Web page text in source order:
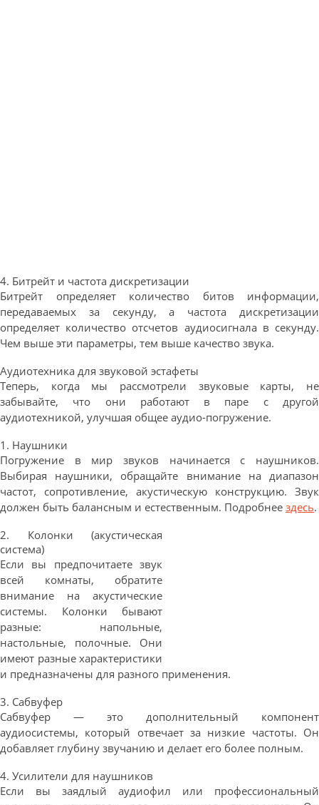
4. Битрейт и частота дискретизации
Битрейт определяет количество битов информации,
передаваемых за секунду, а частота дискретизации
определяет количество отсчетов аудиосигнала в секунду.
Чем выше эти параметры, тем выше качество звука.
Аудиотехника для звуковой эстафеты
Теперь, когда мы рассмотрели звуковые карты, не
забывайте, что они работают в паре с другой
аудиотехникой, улучшая общее аудио-погружение.
1. Наушники
Погружение в мир звуков начинается с наушников.
Выбирая наушники, обращайте внимание на диапазон
частот, сопротивление, акустическую конструкцию. Звук
должен быть балансным и естественным. Подробнее здесь.
2. Колонки (акустическая
система)
Если вы предпочитаете звук
всей комнаты, обратите
внимание на акустические
системы. Колонки бывают
разные: напольные,
настольные, полочные. Они
имеют разные характеристики
и предназначены для разного применения.
3. Сабвуфер
Сабвуфер — это дополнительный компонент
аудиосистемы, который отвечает за низкие частоты. Он
добавляет глубину звучанию и делает его более полным.
4. Усилители для наушников
Если вы заядлый аудиофил или профессиональный